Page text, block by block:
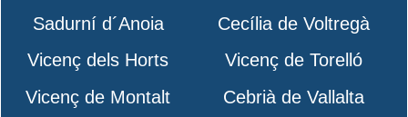
Sadurní d´Anoia
Cecília de Voltregà
Vicenç dels Horts
Vicenç de Torelló
Vicenç de Montalt
Cebrià de Vallalta